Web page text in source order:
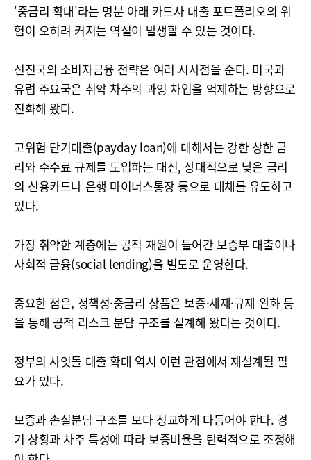
'중금리 확대'라는 명분 아래 카드사 대출 포트폴리오의 위
험이 오히려 커지는 역설이 발생할 수 있는 것이다.
선진국의 소비자금융 전략은 여러 시사점을 준다. 미국과
유럽 주요국은 취약 차주의 과잉 차입을 억제하는 방향으로
진화해 왔다.
고위험 단기대출(payday loan)에 대해서는 강한 상한 금
리와 수수료 규제를 도입하는 대신, 상대적으로 낮은 금리
의 신용카드나 은행 마이너스통장 등으로 대체를 유도하고
있다.
가장 취약한 계층에는 공적 재원이 들어간 보증부 대출이나
사회적 금융(social lending)을 별도로 운영한다.
중요한 점은, 정책성·중금리 상품은 보증·세제·규제 완화 등
을 통해 공적 리스크 분담 구조를 설계해 왔다는 것이다.
정부의 사잇돌 대출 확대 역시 이런 관점에서 재설계될 필
요가 있다.
보증과 손실분담 구조를 보다 정교하게 다듬어야 한다. 경
기 상황과 차주 특성에 따라 보증비율을 탄력적으로 조정해